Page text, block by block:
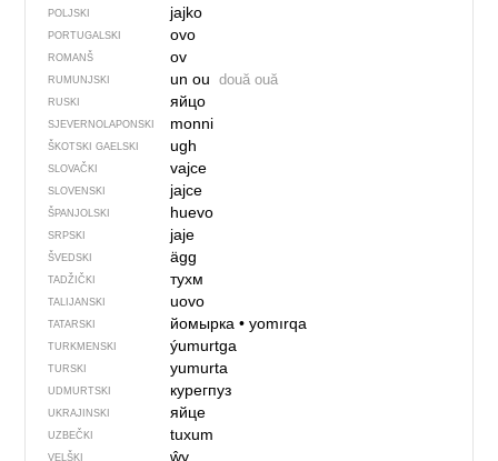
POLJSKI jajko
PORTUGALSKI ovo
ROMANŠ ov
RUMUNJSKI un ou două ouă
RUSKI яйцо
SJEVER­NO­LA­PONSKI monni
ŠKOTSKI GAELSKI ugh
SLOVAČKI vajce
SLOVENSKI jajce
ŠPANJOLSKI huevo
SRPSKI јаје
ŠVEDSKI ägg
TADŽIČKI тухм
TALIJANSKI uovo
TATARSKI йомырка• yomırqa
TURKMENSKI ýumurtga
TURSKI yumurta
UDMURTSKI курегпуз
UKRAJINSKI яйце
UZBEČKI tuxum
VELŠKI ŵy